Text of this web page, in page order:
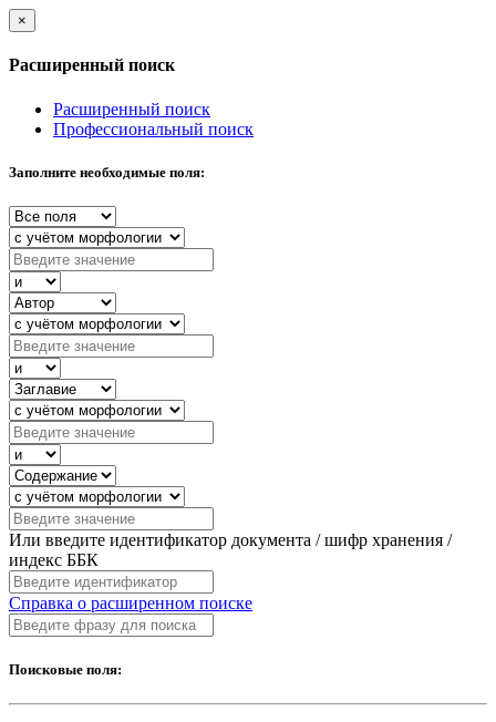
×
Расширенный поиск
Расширенный поиск
Профессиональный поиск
Заполните необходимые поля:
Или введите идентификатор документа / шифр хранения /
индекс ББК
Справка о расширенном поиске
Поисковые поля: